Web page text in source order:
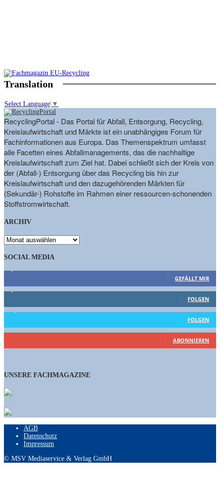
Translation
Select Language ▼
RecyclingPortal - Das Portal für Abfall, Entsorgung, Recycling,
Kreislaufwirtschaft und Märkte ist ein unabhängiges Forum für
Fachinformationen aus Europa. Das Themenspektrum umfasst
alle Facetten eines Abfallmanagements, das die nachhaltige
Kreislaufwirtschaft zum Ziel hat. Dabei schließt sich der Kreis von
der (Abfall-) Entsorgung über das Recycling bis hin zur
Kreislaufwirtschaft und den dazugehörenden Märkten für
(Sekundär-) Rohstoffe im Rahmen einer ressourcen-schonenden
Stoffstromwirtschaft.
ARCHIV
ARCHIV
SOCIAL MEDIA
GEFÄLLT MIR
1,662 Follower
FOLGEN
15,658 Follower
FOLGEN
461 Abonnenten
ABONNIEREN
UNSERE FACHMAGAZINE
AGB
Datenschutz
Impressum
© MSV Mediaservice & Verlag GmbH